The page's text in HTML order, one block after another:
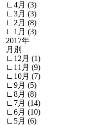
∟4月 (3)
∟3月 (3)
∟2月 (8)
∟1月 (3)
2017年
月別
∟12月 (1)
∟11月 (9)
∟10月 (7)
∟9月 (5)
∟8月 (8)
∟7月 (14)
∟6月 (10)
∟5月 (6)